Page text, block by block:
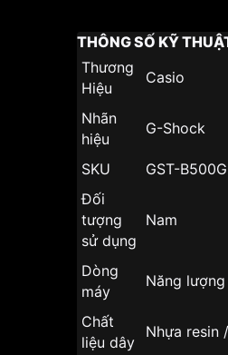
THÔNG SỐ KỸ
Thương
Hiệu
Casio
Nhãn
hiệu
G-Shock
SKU
GST-
Đối
tượng
sử dụng
Nam
Dòng
máy
Năng
Chất
liệu dây
Nhựa resin